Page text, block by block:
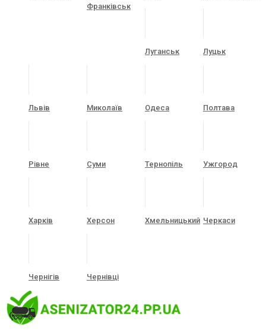
Франківськ
Луганськ Луцьк
Львів Миколаїв Одеса Полтава
Рівне Суми Тернопіль Ужгород
Харків Херсон Хмельницький Черкаси
Чернігів Чернівці